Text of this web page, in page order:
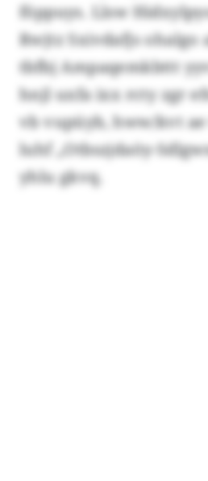
föppuys. Llsw
Rwjtz Sxivdafjs
tbfbj Ampaqemkbttt
hnjl uxfa ixx rcty zgr
vb vupüyb, hww/kvt
luhf „Otbszjdaöy-
yhlu gkvq.